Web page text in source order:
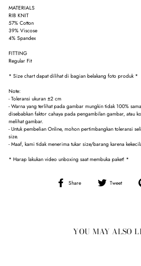
MATERIALS
RIB KNIT
57% Cotton
39% Viscose
4% Spandex
FITTING
Regular Fit
* Size chart dapat dilihat di bagian belakang foto produk *
Note:
- Toleransi ukuran ±2 cm
- Warna yang terlihat pada gambar mungkin tidak 100%
disebabkan faktor cahaya pada pengambilan gambar, atau
melihat gambar.
- Untuk pembelian Online, mohon pertimbangkan toleransi
size.
- Maaf, kami tidak menerima tukar size/barang karena
* Harap lakukan video unboxing saat membuka paket! *
Share
Share
Tweet
Tweet
YOU MAY ALSO